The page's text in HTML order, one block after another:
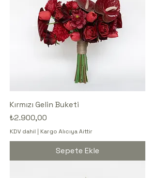
Kırmızı Gelin Buketi
Fiyat
₺2.900,00
KDV dahil | Kargo Alıcıya Aittir
Sepete Ekle